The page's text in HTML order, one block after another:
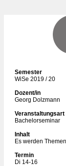
Semester
WiSe 2019 / 20
Dozent/in
Georg Dolzmann
Veranstaltungsart
Bachelorseminar
Inhalt
Es werden
Termin
Di 14-16